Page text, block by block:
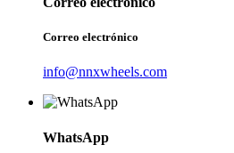
Correo electrónico
info@nnxwheels.com
WhatsApp